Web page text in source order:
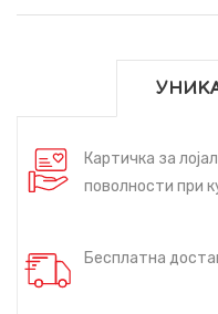
Картичка за
поволности при
Бесплатна